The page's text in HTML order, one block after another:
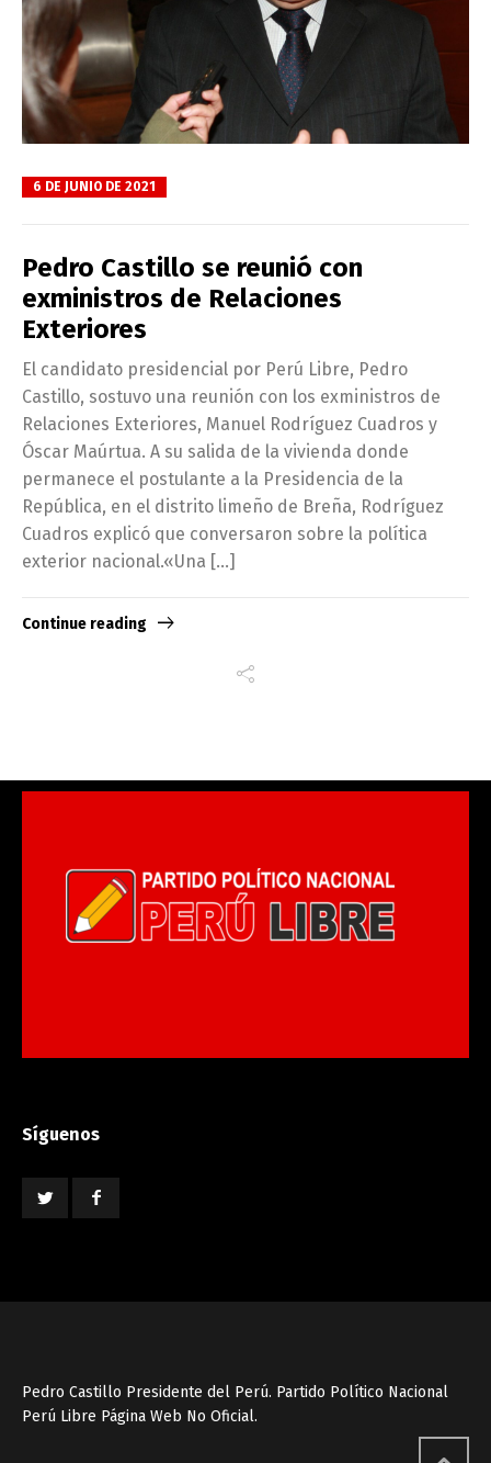
6 DE JUNIO DE 2021
Pedro Castillo se reunió con
exministros de Relaciones
Exteriores
El candidato presidencial por Perú Libre, Pedro
Castillo, sostuvo una reunión con los exministros de
Relaciones Exteriores, Manuel Rodríguez Cuadros y
Óscar Maúrtua. A su salida de la vivienda donde
permanece el postulante a la Presidencia de la
República, en el distrito limeño de Breña, Rodríguez
Cuadros explicó que conversaron sobre la política
exterior nacional.«Una […]
Continue reading
Síguenos
Pedro Castillo Presidente del Perú. Partido Político Nacional
Perú Libre Página Web No Oficial.